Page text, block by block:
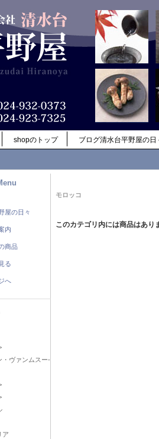
shopのトップ ブログ清水台平野屋の日
屋の日々
内
商品
る
へ
・ヴァンムスー-
ア
モロッコ
このカテゴリ内には商品はあり